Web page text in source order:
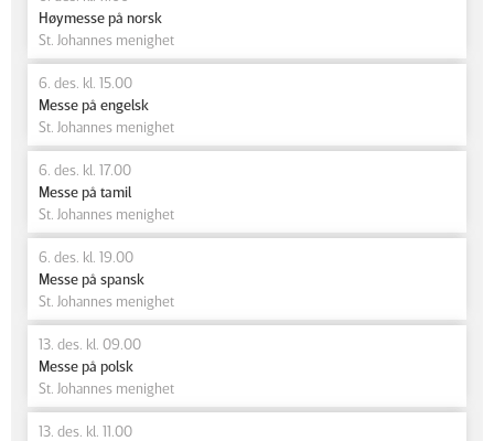
Høymesse på norsk
St. Johannes menighet
6. des. kl. 15.00
Messe på engelsk
St. Johannes menighet
6. des. kl. 17.00
Messe på tamil
St. Johannes menighet
6. des. kl. 19.00
Messe på spansk
St. Johannes menighet
13. des. kl. 09.00
Messe på polsk
St. Johannes menighet
13. des. kl. 11.00